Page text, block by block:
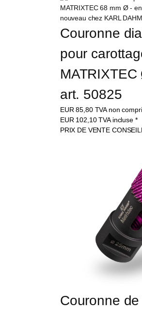
Couronne
pour
art. 50825
EUR85,80 TVA non
EUR 102,10TVA incluse *
PRIX DE VENTE
Couronne